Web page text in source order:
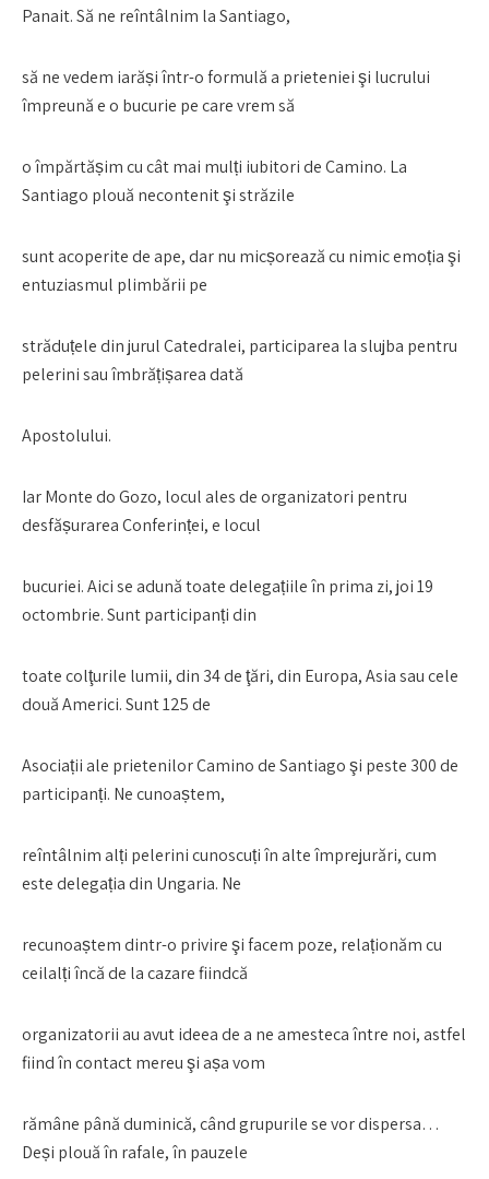
Panait. Să ne reîntâlnim la Santiago,
să ne vedem iarăși într-o formulă a prieteniei şi lucrului
împreună e o bucurie pe care vrem să
o împărtășim cu cât mai mulți iubitori de Camino. La
Santiago plouă necontenit şi străzile
sunt acoperite de ape, dar nu micșorează cu nimic emoția şi
entuziasmul plimbării pe
străduțele din jurul Catedralei, participarea la slujba pentru
pelerini sau îmbrățișarea dată
Apostolului.
Iar Monte do Gozo, locul ales de organizatori pentru
desfășurarea Conferinței, e locul
bucuriei. Aici se adună toate delegațiile în prima zi, joi 19
octombrie. Sunt participanți din
toate colţurile lumii, din 34 de ţări, din Europa, Asia sau cele
două Americi. Sunt 125 de
Asociații ale prietenilor Camino de Santiago şi peste 300 de
participanți. Ne cunoaștem,
reîntâlnim alți pelerini cunoscuți în alte împrejurări, cum
este delegația din Ungaria. Ne
recunoaștem dintr-o privire şi facem poze, relaționăm cu
ceilalți încă de la cazare fiindcă
organizatorii au avut ideea de a ne amesteca între noi, astfel
fiind în contact mereu şi așa vom
rămâne până duminică, când grupurile se vor dispersa…
Deși plouă în rafale, în pauzele